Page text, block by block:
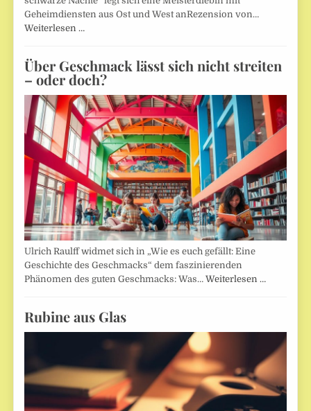
Geheimdiensten aus Ost und West anRezension von…
Weiterlesen …
Über Geschmack lässt sich nicht streiten
– oder doch?
Ulrich Raulff widmet sich in „Wie es euch gefällt: Eine
Geschichte des Geschmacks“ dem faszinierenden
Phänomen des guten Geschmacks: Was…Weiterlesen …
Rubine aus Glas